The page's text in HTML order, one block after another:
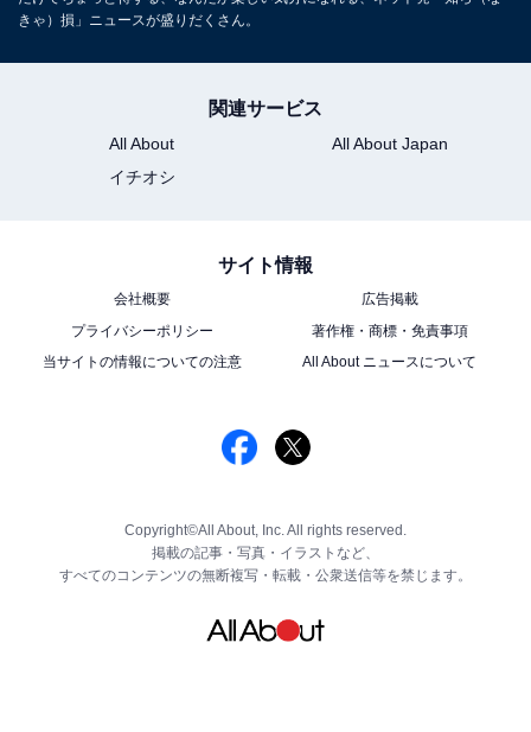
きゃ）損」ニュースが盛りだくさん。
関連サービス
All About
All About Japan
イチオシ
サイト情報
会社概要
広告掲載
プライバシーポリシー
著作権・商標・免責事項
当サイトの情報についての注意
All About ニュースについて
Copyright©All About, Inc. All rights reserved.
掲載の記事・写真・イラストなど、
すべてのコンテンツの無断複写・転載・公衆送信等を禁じます。